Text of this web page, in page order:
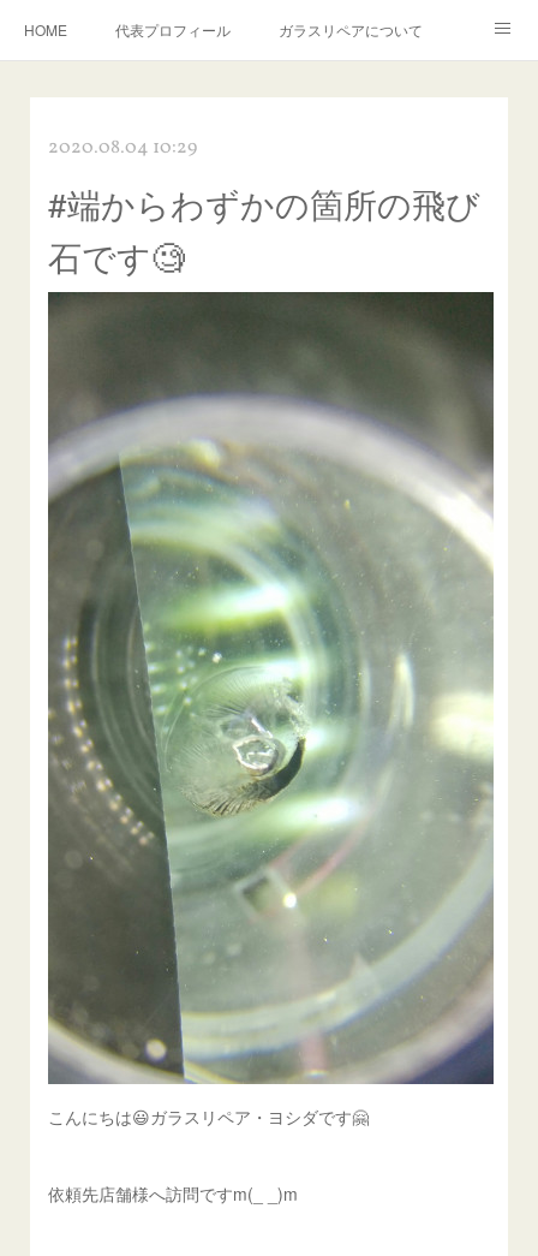
HOME 代表プロフィール ガラスリペアについて
飛び石施工料金について ガラスキズ取り/研磨・磨き・鱗取り
当店へのアクセス 建築ガラスキズ取り・研磨・磨き
【プロ使用】フッ素系ガラストリートメント『アクアペル』
2020.08.04 10:29
#端からわずかの箇所の飛び
石です🧐
こんにちは😃ガラスリペア・ヨシダです🤗
依頼先店舗様へ訪問ですm(_ _)m